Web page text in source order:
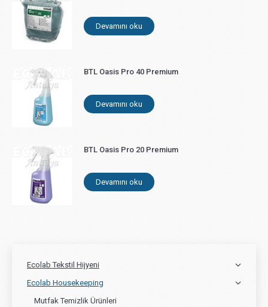
Devamını oku
BTL Oasis Pro 40 Premium
Devamını oku
BTL Oasis Pro 20 Premium
Devamını oku
Ecolab Tekstil Hijyeni
Ecolab Housekeeping
Mutfak Temizlik Ürünleri